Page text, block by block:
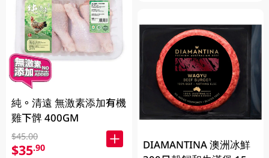
純。清遠 無激素添加有機
雞下髀 400GM
$45.00
$35.90
DIAMANTINA 澳洲冰鮮